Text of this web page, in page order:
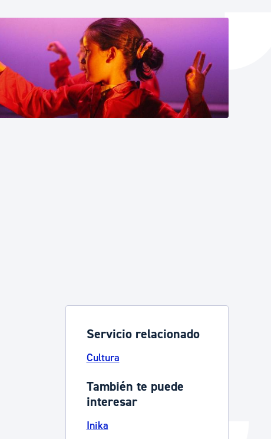
empleo
y convivencia
Ayuda a la tramitación
Servicio relacionado
Cultura
También te puede
interesar
Inika